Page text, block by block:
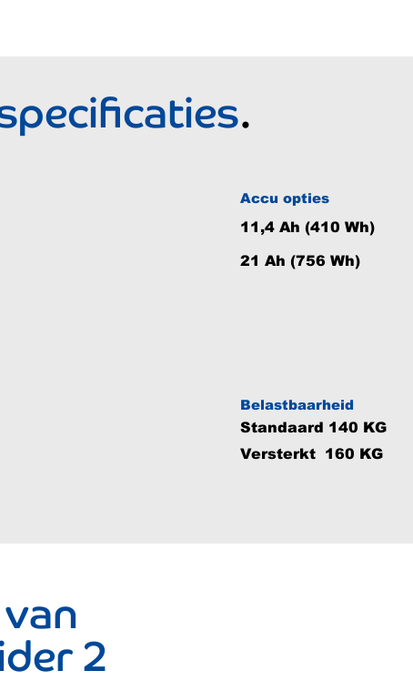
.
Accu opties
11,4 Ah (410 Wh)
21 Ah (756 Wh)
Belastbaarheid
Standaard 140 KG
Versterkt 160 KG
2